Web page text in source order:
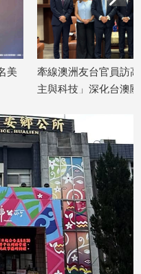
牽線澳洲友台官員訪高 林智
主與科技」深化台澳關係